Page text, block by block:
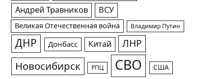
Андрей Травников ВСУ
Великая Отечественная война Владимир Путин
ДНР Донбасс Китай ЛНР
Новосибирск РПЦ СВО США